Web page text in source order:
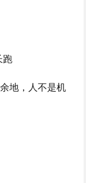
跑
地，人不是机